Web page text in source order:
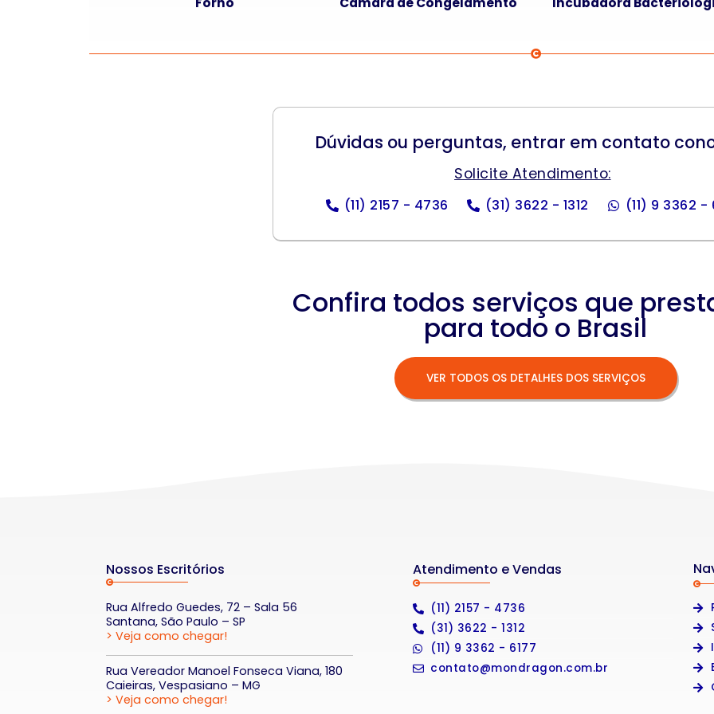
Dúvidas ou perguntas, entrar em contato
Solicite Atendimento:
(11) 2157 - 4736 (31) 3622 - 1312 (11) 9 3362 -
Confira todos serviços que
para todo o Brasil
VER TODOS OS DETALHES DOS SERVIÇOS
Nossos Escritórios
Rua Alfredo Guedes, 72 – Sala 56
Santana, São Paulo – SP
> Veja como chegar!
Rua Vereador Manoel Fonseca Viana, 180
Caieiras, Vespasiano – MG
> Veja como chegar!
Atendimento e Vendas
(11) 2157 - 4736
(31) 3622 - 1312
(11) 9 3362 - 6177
contato@mondragon.com.br